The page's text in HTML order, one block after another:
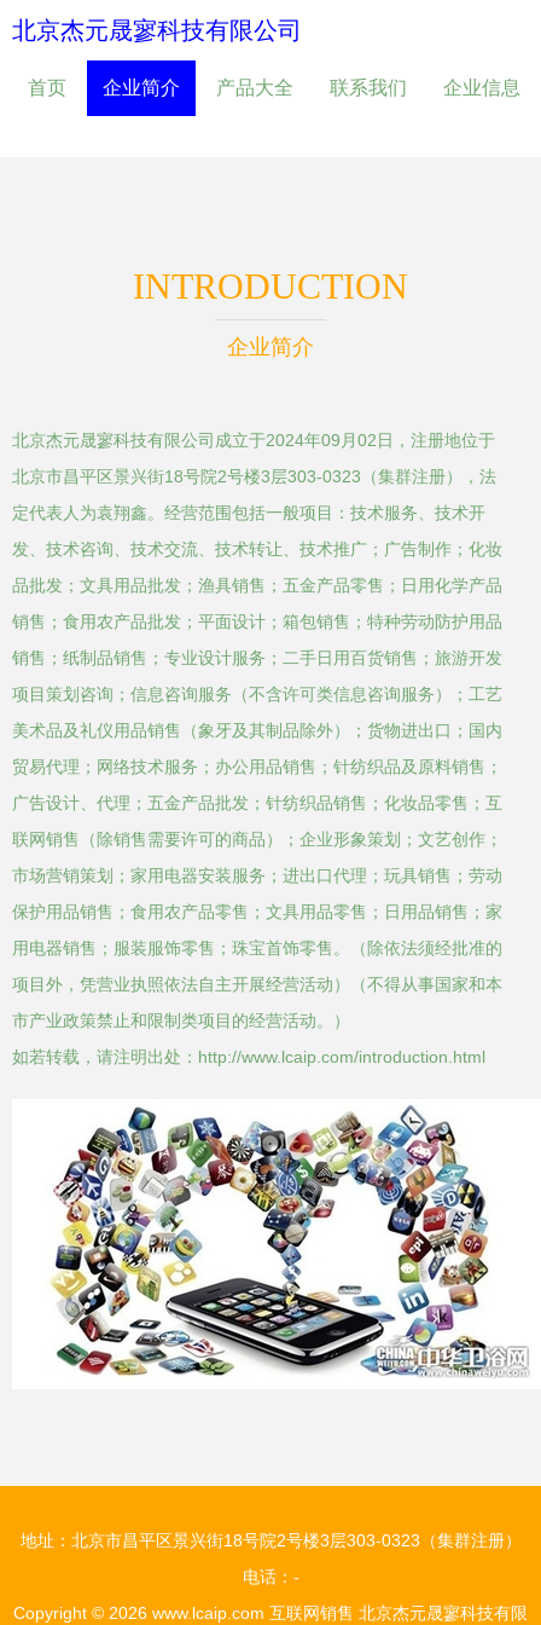
北京杰元晟寥科技有限公司
首页 企业简介 产品大全 联系我们 企业信息
INTRODUCTION
企业简介
北京杰元晟寥科技有限公司成立于2024年09月02日，注册地位于
北京市昌平区景兴街18号院2号楼3层303-0323（集群注册），法
定代表人为袁翔鑫。经营范围包括一般项目：技术服务、技术开
发、技术咨询、技术交流、技术转让、技术推广；广告制作；化妆
品批发；文具用品批发；渔具销售；五金产品零售；日用化学产品
销售；食用农产品批发；平面设计；箱包销售；特种劳动防护用品
销售；纸制品销售；专业设计服务；二手日用百货销售；旅游开发
项目策划咨询；信息咨询服务（不含许可类信息咨询服务）；工艺
美术品及礼仪用品销售（象牙及其制品除外）；货物进出口；国内
贸易代理；网络技术服务；办公用品销售；针纺织品及原料销售；
广告设计、代理；五金产品批发；针纺织品销售；化妆品零售；互
联网销售（除销售需要许可的商品）；企业形象策划；文艺创作；
市场营销策划；家用电器安装服务；进出口代理；玩具销售；劳动
保护用品销售；食用农产品零售；文具用品零售；日用品销售；家
用电器销售；服装服饰零售；珠宝首饰零售。（除依法须经批准的
项目外，凭营业执照依法自主开展经营活动）（不得从事国家和本
市产业政策禁止和限制类项目的经营活动。）
如若转载，请注明出处：http://www.lcaip.com/introduction.html
地址：北京市昌平区景兴街18号院2号楼3层303-0323（集群注册）
电话：-
Copyright © 2026 www.lcaip.com 互联网销售 北京杰元晟寥科技有限